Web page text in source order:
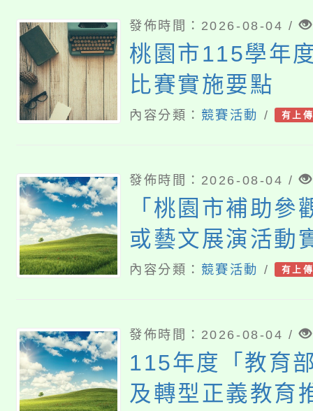
報名參加。
發佈時間：2026-08-04 /
桃園市115學年
比賽實施要點
內容分類： 競賽活動 / 有上
發佈時間：2026-08-04 /
「桃園市補助參
或藝文展演活動
內容分類： 競賽活動 / 有上
發佈時間：2026-08-04 /
115年度「教育
及轉型正義教育